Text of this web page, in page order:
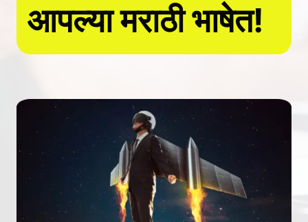
आपल्या मराठी भाषेत!